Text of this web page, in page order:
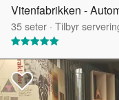
Vitenfabrikken -
35seter · Tilbyr